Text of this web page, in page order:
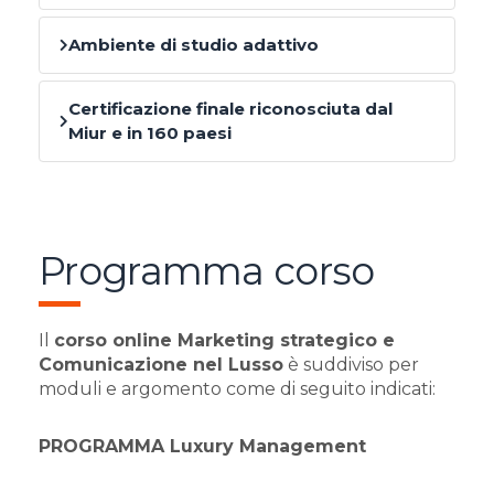
Ambiente di studio adattivo
Certificazione finale riconosciuta dal
Miur e in 160 paesi
Programma corso
corso online Marketing strategico e
Comunicazione nel Lusso è suddiviso per
moduli e argomento come di seguito indicati:
PROGRAMMA Luxury Management